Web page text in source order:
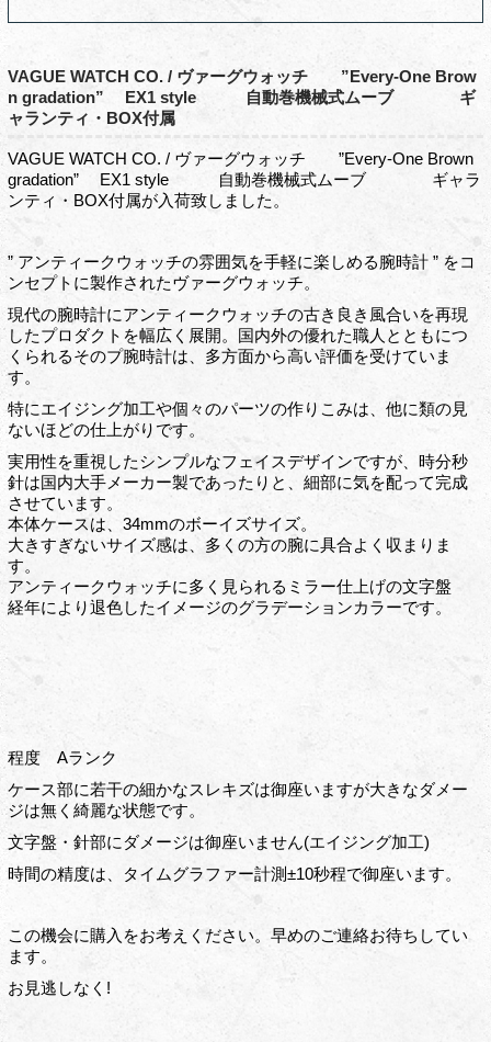
VAGUE WATCH CO. / ヴァーグウォッチ ”Every-One Brow
n gradation” EX1 style 自動巻機械式ムーブ ギ
ャランティ・BOX付属
VAGUE WATCH CO. / ヴァーグウォッチ ”Every-One Brown
gradation” EX1 style 自動巻機械式ムーブ ギャラ
ンティ・BOX付属が入荷致しました。
” アンティークウォッチの雰囲気を手軽に楽しめる腕時計 ” をコ
ンセプトに製作されたヴァーグウォッチ。
現代の腕時計にアンティークウォッチの古き良き風合いを再現
したプロダクトを幅広く展開。国内外の優れた職人とともにつ
くられるそのプ腕時計は、多方面から高い評価を受けていま
す。
特にエイジング加工や個々のパーツの作りこみは、他に類の見
ないほどの仕上がりです。
実用性を重視したシンプルなフェイスデザインですが、時分秒
針は国内大手メーカー製であったりと、細部に気を配って完成
させています。
本体ケースは、34mmのボーイズサイズ。
大きすぎないサイズ感は、多くの方の腕に具合よく収まりま
す。
アンティークウォッチに多く見られるミラー仕上げの文字盤
経年により退色したイメージのグラデーションカラーです。
程度 Aランク
ケース部に若干の細かなスレキズは御座いますが大きなダメー
ジは無く綺麗な状態です。
文字盤・針部にダメージは御座いません(エイジング加工)
時間の精度は、タイムグラファー計測±10秒程で御座います。
この機会に購入をお考えください。早めのご連絡お待ちしてい
ます。
お見逃しなく!